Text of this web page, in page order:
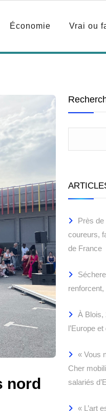
Économie Vrai ou
nord
Près de
coureurs,
de France
À Blois,
l’Europe
« Vous
Cher
salariés
« L’art